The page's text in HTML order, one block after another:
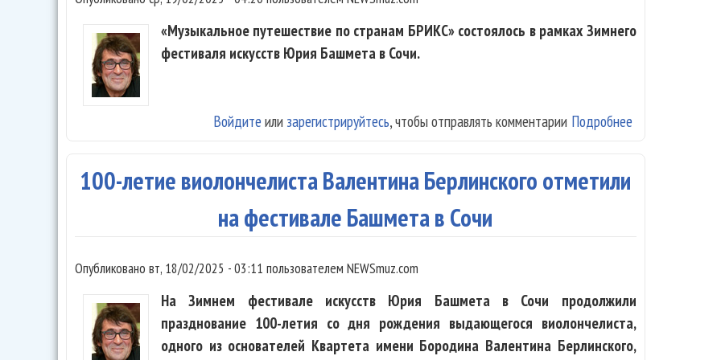
«Музыкальное путешествие по странам БРИКС» состоялось в рамках Зимнего
фестиваля искусств Юрия Башмета в Сочи.
Подробнее
Войдите или зарегистрируйтесь, чтобы отправлять комментарии
100-летие виолончелиста Валентина Берлинского отметили
на фестивале Башмета в Сочи
Опубликовано вт, 18/02/2025 - 03:11 пользователем NEWSmuz.com
На Зимнем фестивале искусств Юрия Башмета в Сочи продолжили
празднование 100-летия со дня рождения выдающегося виолончелиста,
одного из основателей Квартета имени Бородина Валентина Берлинского,